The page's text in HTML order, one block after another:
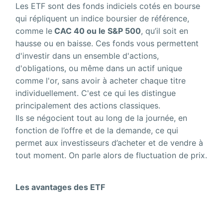
Les ETF sont des fonds indiciels cotés en bourse
qui répliquent un indice boursier de référence,
comme le CAC 40 ou le S&P 500, qu’il soit en
hausse ou en baisse. Ces fonds vous permettent
d'investir dans un ensemble d'actions,
d'obligations, ou même dans un actif unique
comme l'or, sans avoir à acheter chaque titre
individuellement. C'est ce qui les distingue
principalement des actions classiques.
Ils se négocient tout au long de la journée, en
fonction de l’offre et de la demande, ce qui
permet aux investisseurs d’acheter et de vendre à
tout moment. On parle alors de fluctuation de prix.
Les avantages des ETF